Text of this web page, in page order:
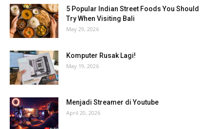
5 Popular Indian Street Foods You Should
Try When Visiting Bali
May 29, 2026
Komputer Rusak Lagi!
May 19, 2026
Menjadi Streamer di Youtube
April 20, 2026